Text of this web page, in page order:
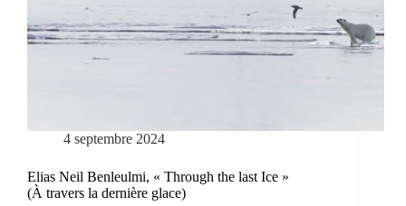
4 septembre 2024
Elias Neil Benleulmi, « Through the last Ice »
(À travers la dernière glace)